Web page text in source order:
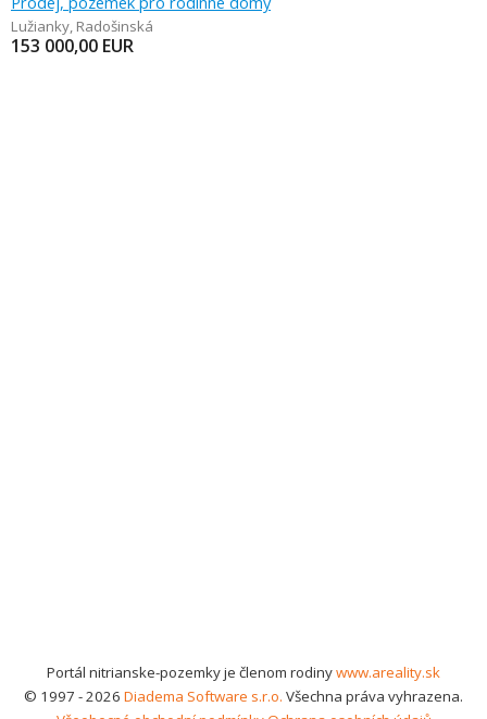
Lužianky, Radošinská
153 000,00 EUR
Portál nitrianske-pozemky je členom rodinywww.areality.sk
© 1997 - 2026 Diadema Software s.r.o. Všechna práva vyhrazena.